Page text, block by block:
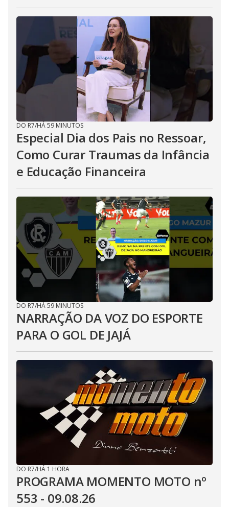
DO R7/HÁ 59 MINUTOS
Especial Dia dos Pais no Ressoar,
Como Curar Traumas da Infância
e Educação Financeira
DO R7/HÁ 59 MINUTOS
NARRAÇÃO DA VOZ DO ESPORTE
PARA O GOL DE JAJÁ
DO R7/HÁ 1 HORA
PROGRAMA MOMENTO MOTO nº
553 - 09.08.26